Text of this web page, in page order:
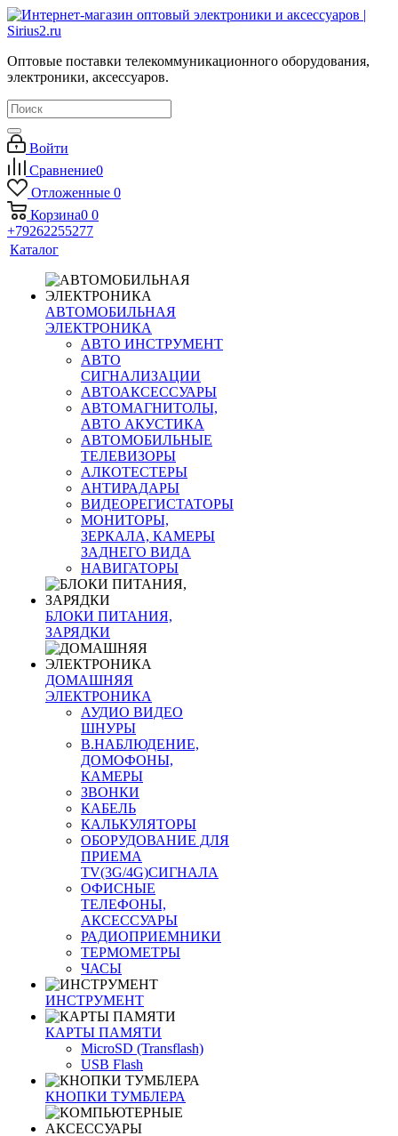
Оптовые поставки телекоммуникационного оборудования,
электроники, аксессуаров.
Войти
Сравнение0
Отложенные 0
Корзина0 0
+79262255277
Каталог
АВТОМОБИЛЬНАЯ
ЭЛЕКТРОНИКА
АВТО ИНСТРУМЕНТ
АВТО
СИГНАЛИЗАЦИИ
АВТОАКСЕССУАРЫ
АВТОМАГНИТОЛЫ,
АВТО АКУСТИКА
АВТОМОБИЛЬНЫЕ
ТЕЛЕВИЗОРЫ
АЛКОТЕСТЕРЫ
АНТИРАДАРЫ
ВИДЕОРЕГИСТАТОРЫ
МОНИТОРЫ,
ЗЕРКАЛА, КАМЕРЫ
ЗАДНЕГО ВИДА
НАВИГАТОРЫ
БЛОКИ ПИТАНИЯ,
ЗАРЯДКИ
ДОМАШНЯЯ
ЭЛЕКТРОНИКА
АУДИО ВИДЕО
ШНУРЫ
В.НАБЛЮДЕНИЕ,
ДОМОФОНЫ,
КАМЕРЫ
ЗВОНКИ
КАБЕЛЬ
КАЛЬКУЛЯТОРЫ
ОБОРУДОВАНИЕ ДЛЯ
ПРИЕМА
TV(3G/4G)СИГНАЛА
ОФИСНЫЕ
ТЕЛЕФОНЫ,
АКСЕССУАРЫ
РАДИОПРИЕМНИКИ
ТЕРМОМЕТРЫ
ЧАСЫ
ИНСТРУМЕНТ
КАРТЫ ПАМЯТИ
MicroSD (Transflash)
USB Flash
КНОПКИ ТУМБЛЕРА